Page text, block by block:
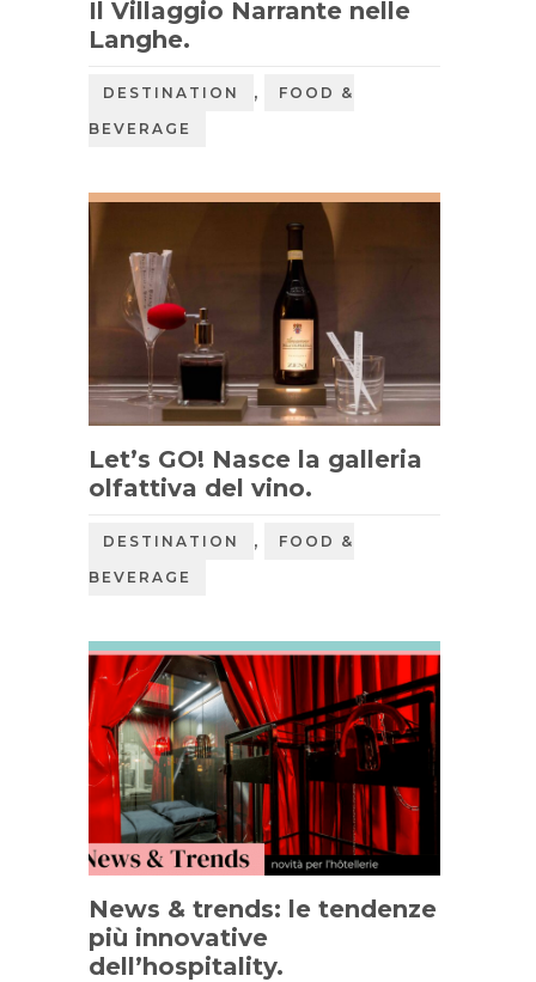
Il Villaggio Narrante nelle
Langhe.
DESTINATION ,
FOOD &
BEVERAGE
Let’s GO! Nasce la galleria
olfattiva del vino.
DESTINATION ,
FOOD &
BEVERAGE
News & trends: le tendenze
più innovative
dell’hospitality.